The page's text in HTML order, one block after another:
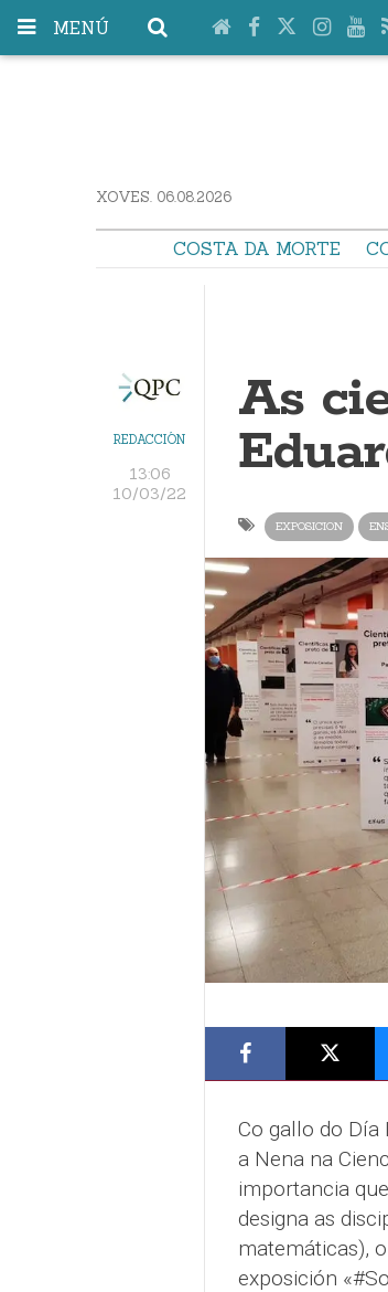
MENÚ
XOVES. 06.08.2026
COSTA DA MORTE
REDACCIÓN
13:06
10/03/22
As
EXPOSICION
Co gallo do
a Nena na
importancia
designa as
matemáticas),
exposición